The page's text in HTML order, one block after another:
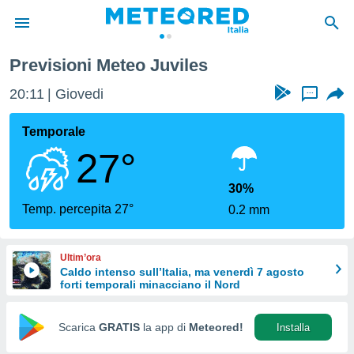
di
per
le
di
Web
Previsioni Meteo Juviles
20:11 Giovedi ...
Temporale
27°
Temp. percepita 27°
30%
0.2 mm
Ultim’ora
Caldo intenso sull’Italia, ma venerdì 7 agosto
forti temporali minacciano il Nord
Scarica GRATIS la app di Meteored! Installa